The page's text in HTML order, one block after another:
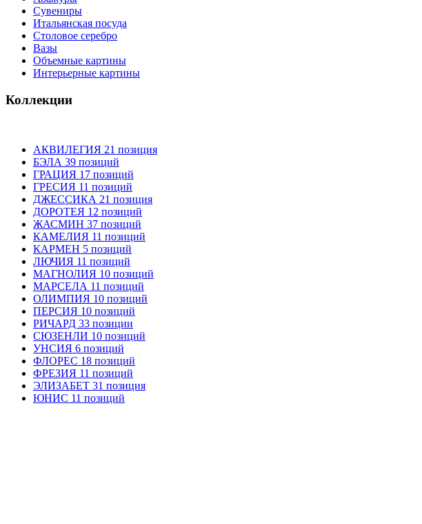
Сувениры
Итальянская посуда
Столовое серебро
Вазы
Объемные картины
Интерьерные картины
Коллекции
АКВИЛЕГИЯ 21 позиция
БЭЛА 39 позиций
ГРАЦИЯ 17 позиций
ГРЕСИЯ 11 позиций
ДЖЕССИКА 21 позиция
ДОРОТЕЯ 12 позиций
ЖАСМИН 37 позиций
КАМЕЛИЯ 11 позиций
КАРМЕН 5 позиций
ЛЮЧИЯ 11 позиций
МАГНОЛИЯ 10 позиций
МАРСЕЛА 11 позиций
ОЛИМПИЯ 10 позиций
ПЕРСИЯ 10 позиций
РИЧАРД 33 позиции
СЮЗЕНЛИ 10 позиций
УНСИЯ 6 позиций
ФЛОРЕС 18 позиций
ФРЕЗИЯ 11 позиций
ЭЛИЗАБЕТ 31 позиция
ЮНИС 11 позиций